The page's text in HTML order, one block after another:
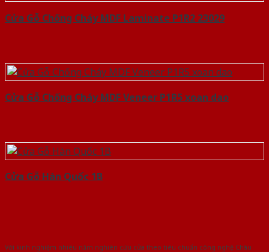
Cửa Gỗ Chống Cháy MDF Laminate P1R2 23029
Cửa Gỗ Chống Cháy MDF Veneer P1R5 xoan dao
Cửa Gỗ Hàn Quốc 1B
Với kinh nghiệm nhiêu năm nghiên cứu cửa theo tiêu chuẩn công nghệ Châu